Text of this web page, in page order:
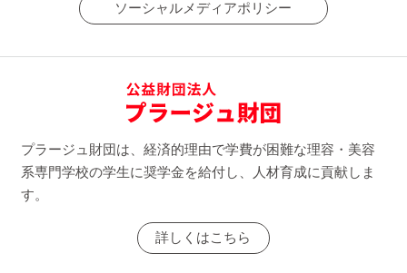
ソーシャルメディアポリシー
プラージュ財団は、経済的理由で学費が困難な理容・美容
系専門学校の学生に奨学金を給付し、人材育成に貢献しま
す。
詳しくはこちら